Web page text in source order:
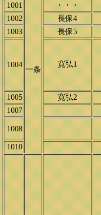
一条
1001
・・・
1002
長保4
1003
長保5
1004 寛弘1
1005
寛弘2
1007
1008
1010